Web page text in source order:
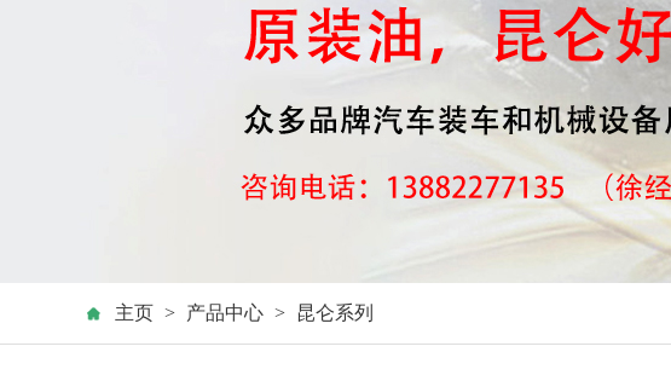
主页 > 产品中心 > 昆仑系列